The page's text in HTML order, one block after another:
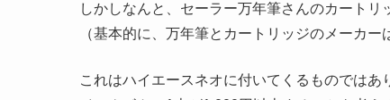
しかしなんと、セーラー万年筆さんのカートリ
（基本的に、万年筆とカートリッジのメーカー
これはハイエースネオに付いてくるものではあ